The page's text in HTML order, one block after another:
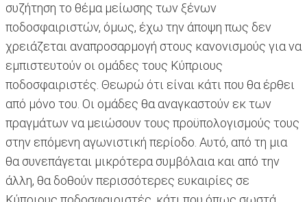
συζήτηση το θέμα μείωσης των ξένων
ποδοσφαιριστών, όμως, έχω την άποψη πως δεν
χρειάζεται αναπροσαρμογή στους κανονισμούς για να
εμπιστευτούν οι ομάδες τους Κύπριους
ποδοσφαιριστές. Θεωρώ ότι είναι κάτι που θα έρθει
από μόνο του. Οι ομάδες θα αναγκαστούν εκ των
πραγμάτων να μειώσουν τους προϋπολογισμούς τους
στην επόμενη αγωνιστική περίοδο. Αυτό, από τη μια
θα συνεπάγεται μικρότερα συμβόλαια και από την
άλλη, θα δοθούν περισσότερες ευκαιρίες σε